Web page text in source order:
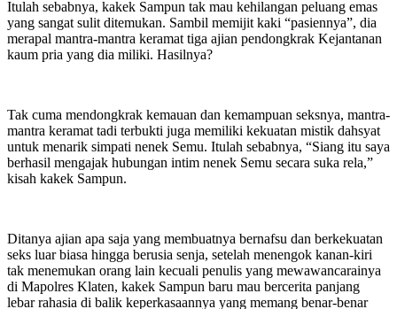
Itulah sebabnya, kakek Sampun tak mau kehilangan peluang emas
yang sangat sulit ditemukan. Sambil memijit kaki “pasiennya”, dia
merapal mantra-mantra keramat tiga ajian pendongkrak Kejantanan
kaum pria yang dia miliki. Hasilnya?
Tak cuma mendongkrak kemauan dan kemampuan seksnya, mantra-
mantra keramat tadi terbukti juga memiliki kekuatan mistik dahsyat
untuk menarik simpati nenek Semu. Itulah sebabnya, “Siang itu saya
berhasil mengajak hubungan intim nenek Semu secara suka rela,”
kisah kakek Sampun.
Ditanya ajian apa saja yang membuatnya bernafsu dan berkekuatan
seks luar biasa hingga berusia senja, setelah menengok kanan-kiri
tak menemukan orang lain kecuali penulis yang mewawancarainya
di Mapolres Klaten, kakek Sampun baru mau bercerita panjang
lebar rahasia di balik keperkasaannya yang memang benar-benar